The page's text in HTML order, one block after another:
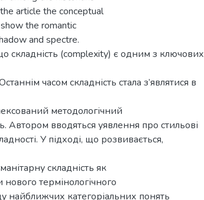
article the conceptual
the romantic
and spectre.
що складність (complexity) є одним з ключових
часом складність стала з’являтися в
методологічний
Автором вводяться уявлення про стильові
У підході, що розвивається,
складність як
термінологічного
найближчих категоріальних понять